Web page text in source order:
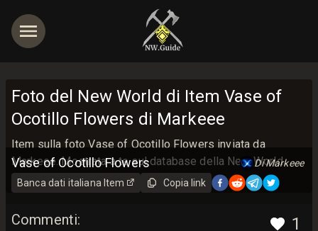
Foto del New World di Item Vase of
Ocotillo Flowers di Markeee
Item sulla foto Vase of Ocotillo Flowers inviata da
Markeee. Mostrata a te sul database della New World
Guide con amore <3
1
Vase of Ocotillo Flowers
Di Markeee
Banca dati italiana Item Copia link
Commenti: